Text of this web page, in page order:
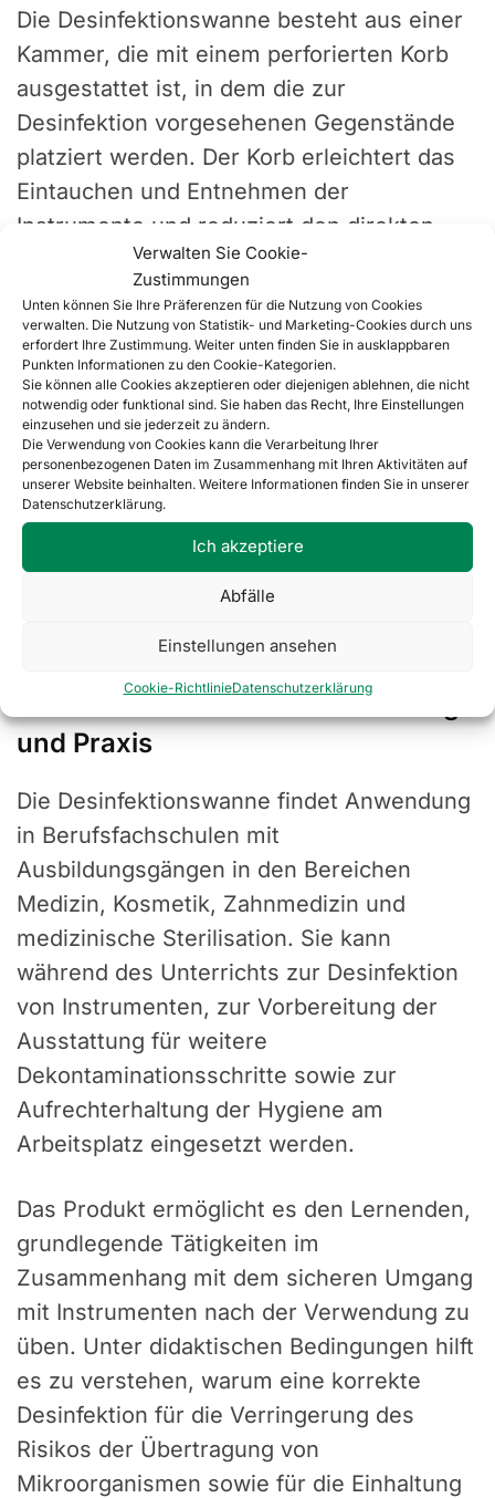
Verwalten Sie Cookie-
Zustimmungen
Unten können Sie Ihre Präferenzen für die Nutzung von Cookies
verwalten. Die Nutzung von Statistik- und Marketing-Cookies durch uns
erfordert Ihre Zustimmung. Weiter unten finden Sie in ausklappbaren
Punkten Informationen zu den Cookie-Kategorien.
Sie können alle Cookies akzeptieren oder diejenigen ablehnen, die nicht
notwendig oder funktional sind. Sie haben das Recht, Ihre Einstellungen
einzusehen und sie jederzeit zu ändern.
Die Verwendung von Cookies kann die Verarbeitung Ihrer
personenbezogenen Daten im Zusammenhang mit Ihren Aktivitäten auf
unserer Website beinhalten. Weitere Informationen finden Sie in unserer
Datenschutzerklärung.
Ich akzeptiere
Abfälle
Einstellungen ansehen
Cookie-RichtlinieDatenschutzerklärung
Die Desinfektionswanne besteht aus einer
Kammer, die mit einem perforierten Korb
ausgestattet ist, in dem die zur
Desinfektion vorgesehenen Gegenstände
platziert werden. Der Korb erleichtert das
Eintauchen und Entnehmen der
Instrumente und reduziert den direkten
Kontakt der Hände mit der
Desinfektionslösung.
Der Deckel ermöglicht das Verschließen
der Wanne, was die Anwendungssicherheit
erhöht und hilft, ein unbeabsichtigtes
Verschütten der Flüssigkeit zu begrenzen.
Diese Konstruktion bewährt sich bei
praktischen Übungen, Demonstrationen
sowie beim Erlernen der korrekten
Vorbereitung des Arbeitsplatzes für
hygienische Verfahren.
Desinfektionswanne in Ausbildung
und Praxis
Die Desinfektionswanne findet Anwendung
in Berufsfachschulen mit
Ausbildungsgängen in den Bereichen
Medizin, Kosmetik, Zahnmedizin und
medizinische Sterilisation. Sie kann
während des Unterrichts zur Desinfektion
von Instrumenten, zur Vorbereitung der
Ausstattung für weitere
Dekontaminationsschritte sowie zur
Aufrechterhaltung der Hygiene am
Arbeitsplatz eingesetzt werden.
Das Produkt ermöglicht es den Lernenden,
grundlegende Tätigkeiten im
Zusammenhang mit dem sicheren Umgang
mit Instrumenten nach der Verwendung zu
üben. Unter didaktischen Bedingungen hilft
es zu verstehen, warum eine korrekte
Desinfektion für die Verringerung des
Risikos der Übertragung von
Mikroorganismen sowie für die Einhaltung